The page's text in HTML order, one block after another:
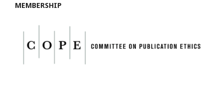
MEMBERSHIP